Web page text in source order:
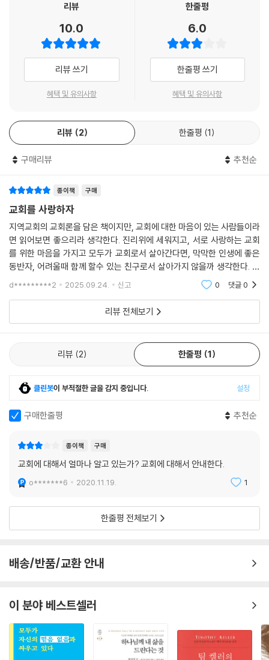
는 실존적 고민이 녹아 있으며 사랑의 흔적이 녹아 있다. 게다가 그 사랑은
아무 고난 없이 행복한 나날만 지나온 사랑이 아니라, 상처와 아픔을 지나
온 공동체적 사랑이다. 이 책에서 당신은 사랑스러운 인격을 만날 수 있다.
그 인격은 저자의 인격 같기도 하고, 무엇보다 저자와 나눔교회가 섬기는
우리 구주의 인격 같기도 하다.
사)
말씀과 교육으로 세워져 가고, 기쁨과 열정으로 이웃을 품으며 함께 자라
가는 교회의 모습을 담고 있다. ‘손바닥만한 구름’같이 소박하지만 하나님
가 듣고, 보고, 함께 꾸게 된다면 좋겠다. 하나님 나라의 크고도 놀라운 비
밀 이야기는 교회에 있다!
- 서자선 (기독교 독서 및 교리교육 전문가, 광현교회)
리뷰
10.0
리뷰 쓰기
혜택 및 유의사항
한줄평
6.0
한줄평 쓰기
혜택 및 유의사항
리뷰 2 한줄평 1
구매리뷰 추천순
종이책 구매
교회를 사랑하자
지역교회의 교회론을 담은 책이지만, 교회에 대한 마음이 있는 사람들이라
면 읽어보면 좋으리라 생각한다. 진리위에 세워지고, 서로 사랑하는 교회
를 위한 마음을 가지고 모두가 교회로서 살아간다면, 막막한 인생에 좋은
동반자, 어려울때 함께 할수 있는 친구로서 살아가지 않을까 생각한다. 거
창한 교회론 보다 예수님을 보여주는 몸으로서 살아가는 지역교회를 꿈꾼
d*********2 2025.09.24. 신고 0 댓글0
리뷰 전체보기
리뷰 2 한줄평 1
클린봇이 부적절한 글을 감지 중입니다. 설정
구매한줄평 추천순
종이책 구매
교회에 대해서 얼마나 알고 있는가? 교회에 대해서 안내한다.
o*******6 2020.11.19. 1
한줄평 전체보기
배송/반품/교환 안내
이 분야 베스트셀러